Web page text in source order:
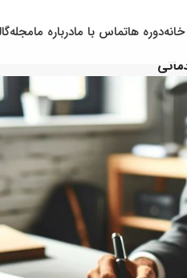
خانهدوره هاتماس با مادرباره مامجله